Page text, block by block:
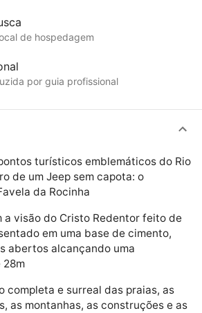
de hospedagem
por guia profissional
turísticos emblemáticos do Rio
de um Jeep sem capota: o
da Rocinha
a visão do Cristo Redentor feito de
em uma base de cimento,
abertos alcançando uma
28m
completa e surreal das praias, as
as montanhas, as construções e as